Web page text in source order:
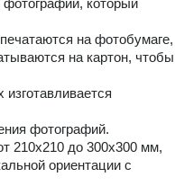
на картон, чтобы
ориентации с